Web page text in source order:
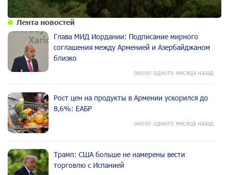
Лента новостей
Глава МИД Иордании: Подписание мирного
соглашения между Арменией и Азербайджаном
близко
около одного месяца назад
Рост цен на продукты в Армении ускорился до
8,6%: ЕАБР
около одного месяца назад
Трамп: США больше не намерены вести
торговлю с Испанией